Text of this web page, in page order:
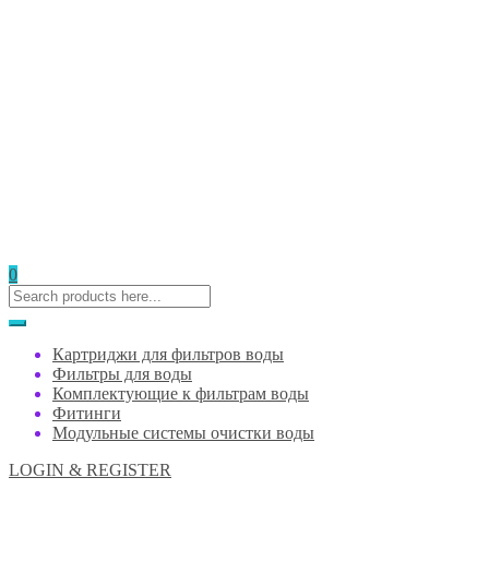
0
Картриджи для фильтров воды
Фильтры для воды
Комплектующие к фильтрам воды
Фитинги
Модульные системы очистки воды
LOGIN & REGISTER